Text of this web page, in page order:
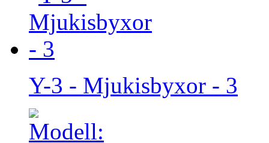
Y-3 - Mjukisbyxor - 3